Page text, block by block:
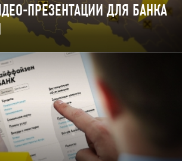
ПРЕЗЕНТАЦИИ ДЛЯ БАНКА